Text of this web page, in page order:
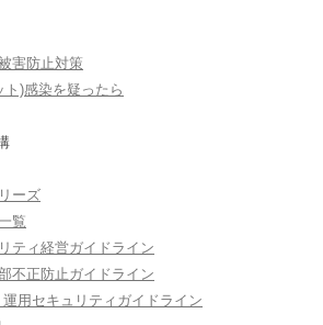
害防止対策
ト)感染を疑ったら
ーズ
覧
ティ経営ガイドライン
不正防止ガイドライン
用セキュリティガイドライン